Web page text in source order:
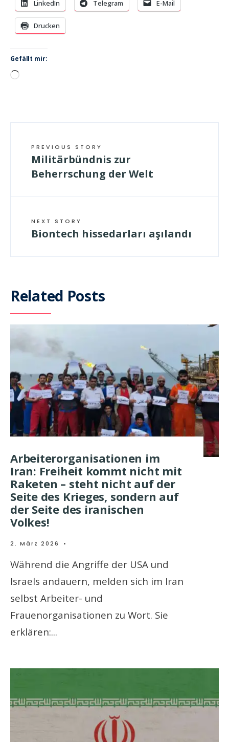
LinkedIn Telegram E-Mail
Drucken
Gefällt mir:
Wird
PREVIOUS STORY
Militärbündnis zur
Beherrschung der Welt
NEXT STORY
Biontech hissedarları aşılandı
Related Posts
Arbeiterorganisationen im
Iran: Freiheit kommt nicht mit
Raketen – steht nicht auf der
Seite des Krieges, sondern auf
der Seite des iranischen
Volkes!
2. März 2026 •
Während die Angriffe der USA und
Israels andauern, melden sich im Iran
selbst Arbeiter- und
Frauenorganisationen zu Wort. Sie
erklären:...